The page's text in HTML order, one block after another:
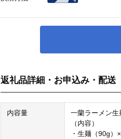
返礼品詳細・お申込み・配送
内容量
一蘭ラーメン
（内容）
・生麺（90g）